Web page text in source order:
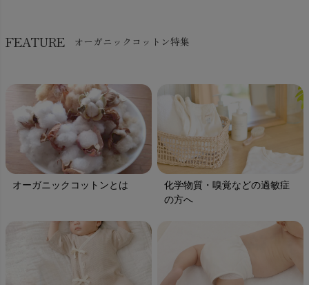
FEATURE オーガニックコットン特集
オーガニックコットンとは
化学物質・嗅覚などの過敏症
の方へ